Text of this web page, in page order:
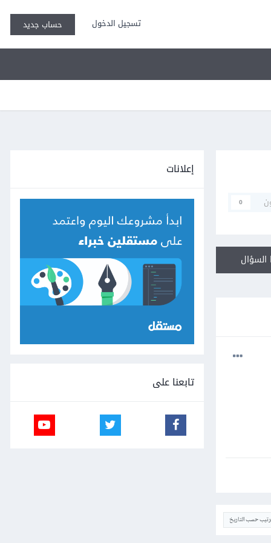
تسجيل الدخول حساب جديد
0
حسب التاريخ
إعلانات
تابعنا على